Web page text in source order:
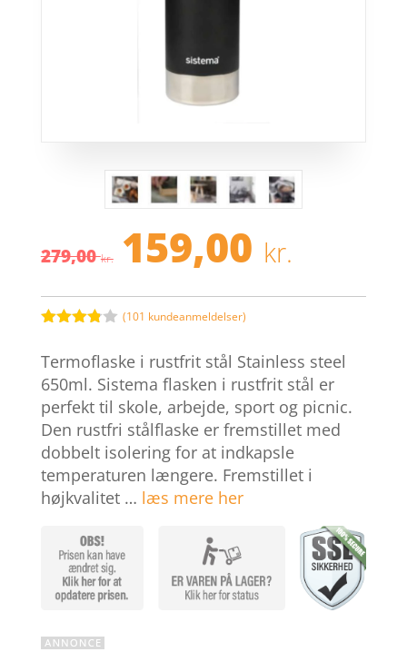
279,00kr. Den
oprindelige
pris
var:
279,00 kr..
159,00 kr.
pris
er:
ud af 5
baseret
på
kundebed
ømmels
er
(101 kundeanmeldelser)
Termoflaske i rustfrit stål Stainless steel
650ml. Sistema flasken i rustfrit stål er
perfekt til skole, arbejde, sport og picnic.
Den rustfri stålflaske er fremstillet med
dobbelt isolering for at indkapsle
temperaturen længere. Fremstillet i
højkvalitet … læs mere her